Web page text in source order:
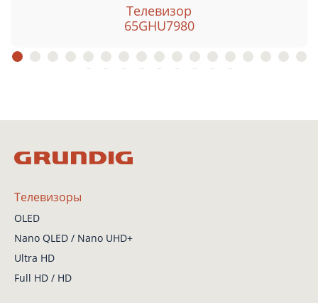
Телевизор
65GHU7980
Телевизоры
OLED
Nano QLED / Nano UHD+
Ultra HD
Full HD / HD